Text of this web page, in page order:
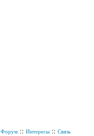
Форум :: Интересы :: Связь